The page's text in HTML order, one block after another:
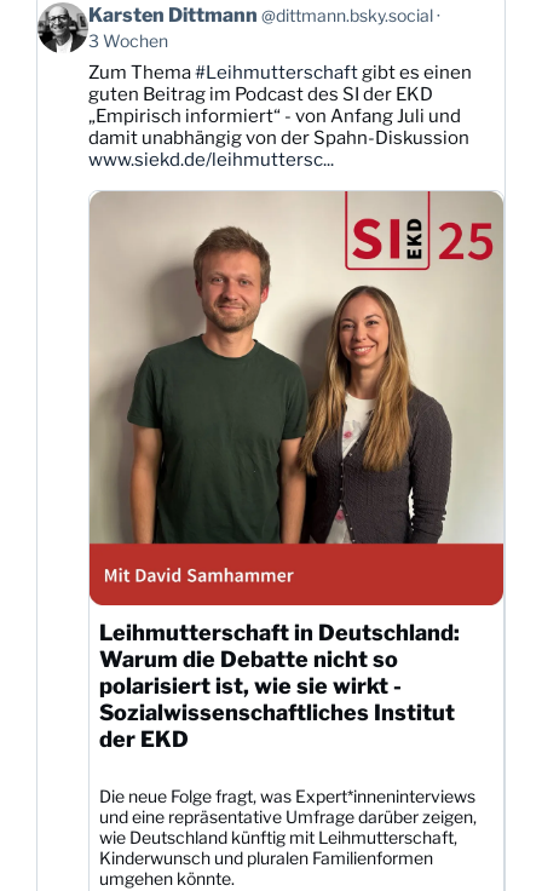
Beitrag
von
Karsten
Dittmann
Bluesky
ansehen
Karsten Dittmann @dittmann.bsky.social
3 Wochen
Zum Thema#Leihmutterschaftgibt es einen
guten Beitrag im Podcast des SI der EKD
„Empirisch informiert“ - von Anfang Juli und
damit unabhängig von der Spahn-Diskussion
www.siekd.de/leihmuttersc...
Leihmutterschaft in Deutschland:
Warum die Debatte nicht so
polarisiert ist, wie sie wirkt -
Sozialwissenschaftliches Institut
der EKD
Die neue Folge fragt, was Expert*inneninterviews
und eine repräsentative Umfrage darüber zeigen,
wie Deutschland künftig mit Leihmutterschaft,
Kinderwunsch und pluralen Familienformen
umgehen könnte.